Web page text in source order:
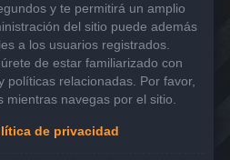
y te permitirá un amplio
del sitio puede además
a los usuarios registrados.
de estar familiarizado con
políticas relacionadas. Por favor,
mientras navegas por el sitio.
de privacidad